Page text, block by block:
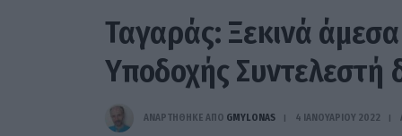
Ταγαράς: Ξεκινά
Υποδοχής Συντελεστή
ΑΝΑΡΤΗΘΗΚΕ ΑΠΟ GMYLONAS 4 ΙΑΝΟΥΑΡΊΟΥ 2022